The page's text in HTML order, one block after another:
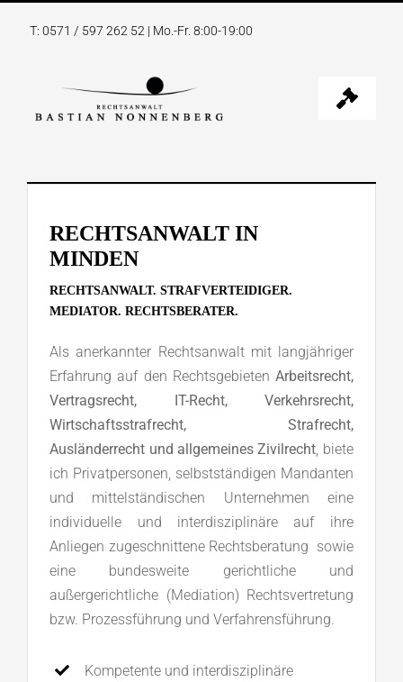
InhaltT: 0571 / 597 262 52 | Mo.-Fr. 8:00-19:00
Toggle
RECHTSGEBIETE
RECHTSANWALT NONNENBERG
RECHTSANWALT IN
MINDEN
RECHTSANWALT. STRAFVERTEIDIGER.
MEDIATOR. RECHTSBERATER.
Als anerkannter Rechtsanwalt mit langjähriger
Erfahrung auf den Rechtsgebieten Arbeitsrecht,
Vertragsrecht, IT-Recht, Verkehrsrecht,
Wirtschaftsstrafrecht, Strafrecht,
Ausländerrecht und allgemeines Zivilrecht , biete
ich Privatpersonen, selbstständigen Mandanten
und mittelständischen Unternehmen eine
individuelle und interdisziplinäre auf ihre
Anliegen zugeschnittene Rechtsberatung sowie
eine bundesweite gerichtliche und
außergerichtliche (Mediation) Rechtsvertretung
bzw. Prozessführung und Verfahrensführung.
Kompetente und interdisziplinäre